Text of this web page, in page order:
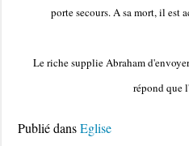
porte secours. A sa mort, il est
Le riche supplie Abraham
répond que
Publié dansEglise